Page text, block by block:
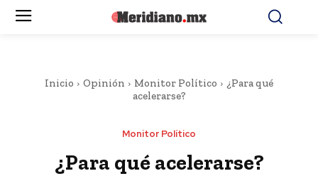
Inicio Opinión Monitor Político
¿Para qué
acelerarse?
Monitor Político
¿Para qué acelerarse?